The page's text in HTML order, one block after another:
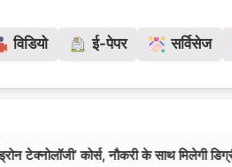
विडियो ई-पेपर सर्विसेज
नौकरी के साथ मिलेगी डिग्री